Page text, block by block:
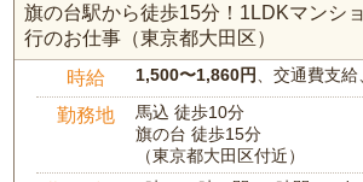
旗の台駅から徒歩15分！1LDKマンシ
行のお仕事（東京都大田区）
時給 1,500〜1,860円、交通費支給
勤務地
馬込 徒歩10分
旗の台 徒歩15分
（東京都大田区付近）